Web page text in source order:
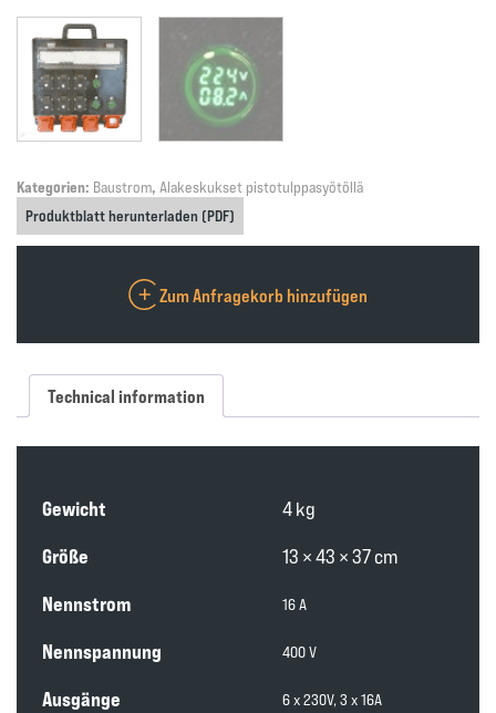
Zum Anfragekorb hinzufügen
Kategorien: Baustrom, Alakeskukset pistotulppasyötöllä
Produktblatt herunterladen (PDF)
Technical information
Gewicht
4 kg
Größe
13 × 43 × 37 cm
Nennstrom
16 A
Nennspannung 400 V
Ausgänge 6 x 230V, 3 x 16A